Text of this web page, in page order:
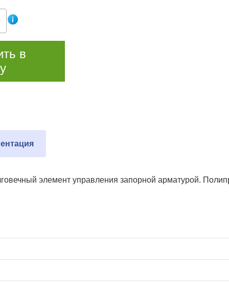
в
элемент управления запорной арматурой.